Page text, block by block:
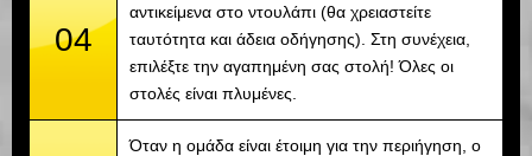
04
αντικείμενα στο ντουλάπι (θα χρειαστείτε
ταυτότητα και άδεια οδήγησης). Στη συνέχεια,
επιλέξτε την αγαπημένη σας στολή! Όλες οι
στολές είναι πλυμένες.
Όταν η ομάδα είναι έτοιμη για την περιήγηση, ο